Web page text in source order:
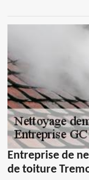
Entreprise de
de toiture